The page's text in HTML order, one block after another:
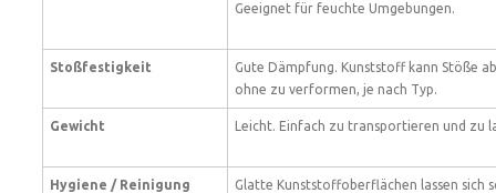
Geeignet für feuchte Umgebungen.
Stoßfestigkeit
Gute Dämpfung. Kunststoff kann Stöße
ohne zu verformen, je nach Typ.
Gewicht Leicht. Einfach zu transportieren und zu
Hygiene / Reinigung
Glatte Kunststoffoberflächen lassen sich